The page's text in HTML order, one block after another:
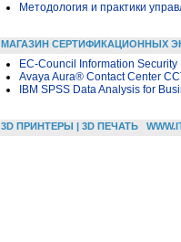
Методология и практики
МАГАЗИН СЕРТИФИКАЦИОННЫХ
EC-Council Information Security
Avaya Aura® Contact Center
IBM SPSS Data Analysis for
3D ПРИНТЕРЫ | 3D ПЕЧАТЬ